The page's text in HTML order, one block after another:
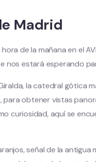
Madrid
de la mañana en el
nos estará esperando
la catedral gótica
obtener vistas
curiosidad, aquí se
señal de la